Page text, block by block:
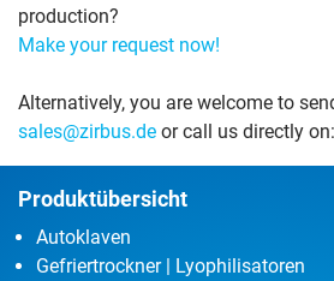
production?
Make your request now!
Alternatively, you are welcome to
sales@zirbus.de or call us directly
Produktübersicht
Autoklaven
Gefriertrockner | Lyophilisatoren